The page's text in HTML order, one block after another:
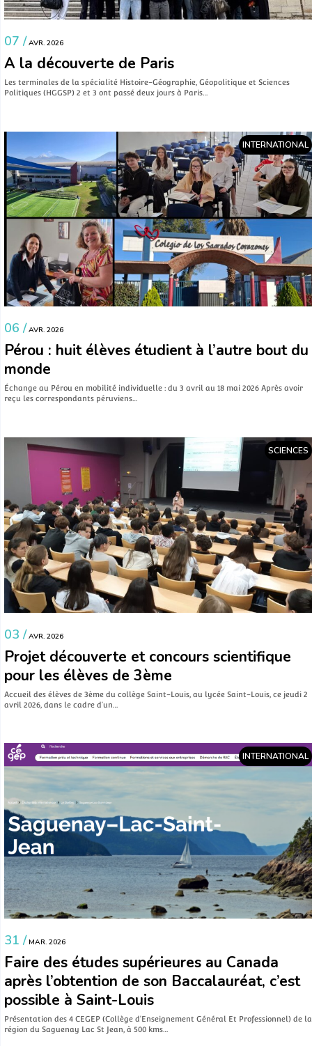
07 / AVR. 2026
A la découverte de Paris
Les terminales de la spécialité Histoire-Géographie, Géopolitique et Sciences
Politiques (HGGSP) 2 et 3 ont passé deux jours à Paris…
INTERNATIONAL
06 / AVR. 2026
Pérou : huit élèves étudient à l’autre bout du
monde
Échange au Pérou en mobilité individuelle : du 3 avril au 18 mai 2026 Après avoir
reçu les correspondants péruviens…
SCIENCES
03 / AVR. 2026
Projet découverte et concours scientifique
pour les élèves de 3ème
Accueil des élèves de 3ème du collège Saint-Louis, au lycée Saint-Louis, ce jeudi 2
avril 2026, dans le cadre d’un…
INTERNATIONAL
31 / MAR. 2026
Faire des études supérieures au Canada
après l’obtention de son Baccalauréat, c’est
possible à Saint-Louis
Présentation des 4 CEGEP (Collège d’Enseignement Général Et Professionnel) de la
région du Saguenay Lac St Jean, à 500 kms…